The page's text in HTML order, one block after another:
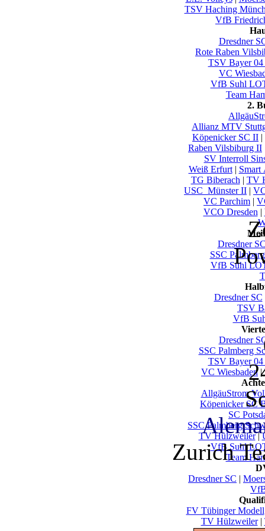
TSV Haching
VfB
Dresdner
Rote Raben
TSV Bayer 04
VC
VfB Suhl
Team
2.
Allianz MTV
Köpenicker SC II |
Raben Vilsbiburg II
SV Interroll
Weiß Erfurt| Smart
TG Biberach | TV
USC_Münster II |
VC Parchim |
VCO Dresden |
Dresdner
SSC
VfB Suhl
Dresdner SC
TSV
VfB
Dresdner
SSC Palmberg
TSV Bayer 04
VC Wiesbaden|
AllgäuStrom
Köpenicker SC
SC
SSC Palmberg
TV Hülzweiler|
VfB Suhl
Team
Dresdner SC |
FV Tübinger Modell
TV Hülzweiler|
Zurich